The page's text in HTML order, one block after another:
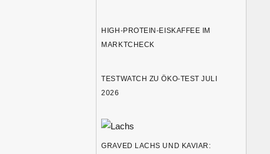
HIGH-PROTEIN-EISKAFFEE IM
MARKTCHECK
TESTWATCH ZU ÖKO-TEST JULI
2026
GRAVED LACHS UND KAVIAR: